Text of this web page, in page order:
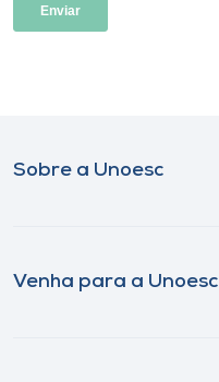
Sobre a Unoesc
Venha para a Unoesc